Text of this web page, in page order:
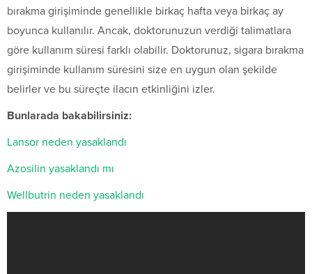
bırakma girişiminde genellikle birkaç hafta veya birkaç ay
boyunca kullanılır. Ancak, doktorunuzun verdiği talimatlara
göre kullanım süresi farklı olabilir. Doktorunuz, sigara bırakma
girişiminde kullanım süresini size en uygun olan şekilde
belirler ve bu süreçte ilacın etkinliğini izler.
Bunlarada bakabilirsiniz:
Lansor neden yasaklandı
Azosilin yasaklandı mı
Wellbutrin neden yasaklandı